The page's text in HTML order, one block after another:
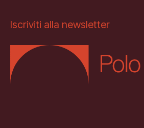
Iscriviti alla newsletter